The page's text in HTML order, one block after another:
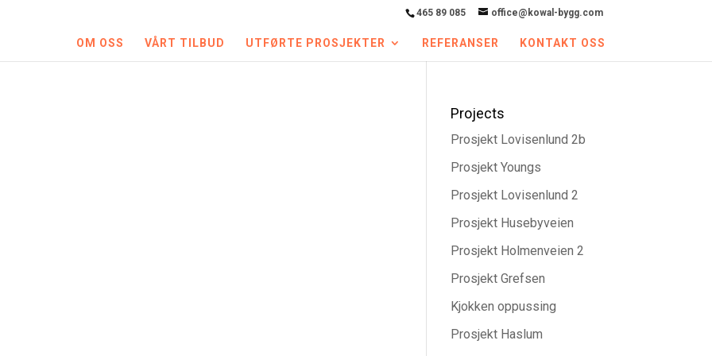
465 89 085 office@kowal-bygg.com
OM OSS VÅRT TILBUD UTFØRTE PROSJEKTER REFERANSER KONTAKT OSS
Projects
Prosjekt Lovisenlund 2b
Prosjekt Youngs
Prosjekt Lovisenlund 2
Prosjekt Husebyveien
Prosjekt Holmenveien 2
Prosjekt Grefsen
Kjokken oppussing
Prosjekt Haslum